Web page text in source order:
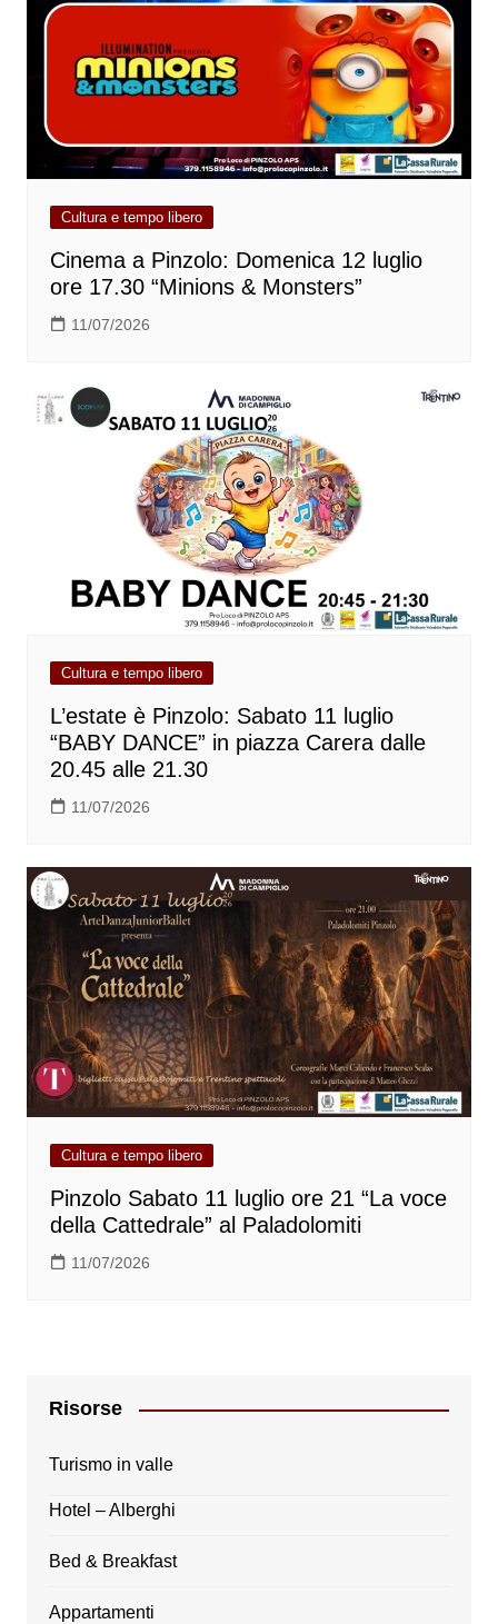
Cultura e tempo libero
Cinema a Pinzolo: Domenica 12 luglio
ore 17.30 “Minions & Monsters”
11/07/2026
Cultura e tempo libero
L’estate è Pinzolo: Sabato 11 luglio
“BABY DANCE” in piazza Carera dalle
20.45 alle 21.30
11/07/2026
Cultura e tempo libero
Pinzolo Sabato 11 luglio ore 21 “La voce
della Cattedrale” al Paladolomiti
11/07/2026
Risorse
Turismo in valle
Hotel – Alberghi
Bed & Breakfast
Appartamenti